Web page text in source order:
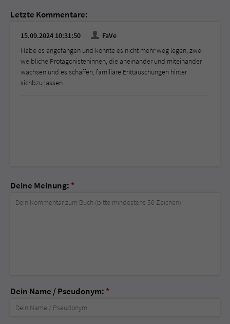
Letzte Kommentare:
15.09.2024 10:31:50
FaVe
Habe es angefangen und konnte es nicht mehr weg legen, zwei
weibliche Protagonisteninnen, die aneinander und miteinander
wachsen und es schaffen, familiäre Enttäuschungen hinter
sichbzu lassen
Deine Meinung: *
Dein Name / Pseudonym: *